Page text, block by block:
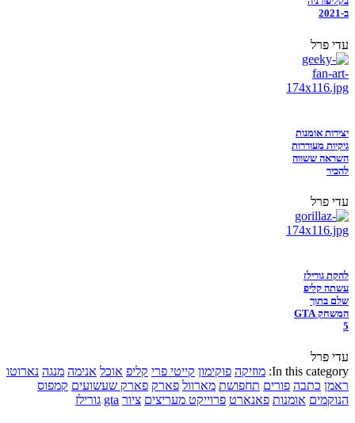
ב-2021
עדי פרל
יצירות אומנות
גיקיות מעוררות
השראה ששווה
להכיר
עדי פרל
להקת גורילז
עשתה קליפ
שלם בתוך
המשחק GTA
5
עדי פרל
In this category: מוזיקה פוקימון קייטי פרי קליפ אוכל אנימה מנגה נארוטו
ראמן כתבה פורים תחפושת מארוול פארק פארק שעשועים קמפוס
הנוקמים אומנות פאנארט פרוייקט מעריצים ציור gta גורילז